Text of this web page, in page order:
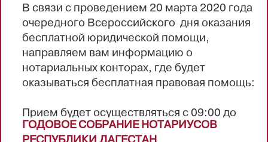
В связи с проведением 20 марта 2020 года
очередного Всероссийского дня оказания
бесплатной юридической помощи,
направляем вам информацию о
нотариальных конторах, где будет
оказываться бесплатная правовая помощь:
Прием будет осуществляться с 09:00 до
17:00 с перерывом на обед с 13:00 до
ГОДОВОЕ СОБРАНИЕ НОТАРИУСОВ